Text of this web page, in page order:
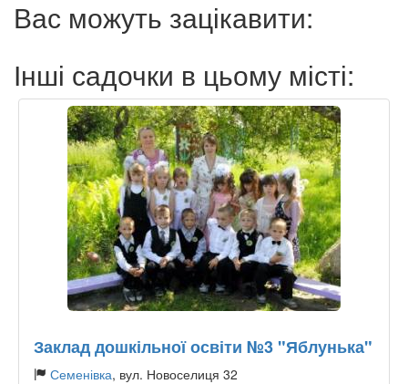
Вас можуть зацікавити:
Інші садочки в цьому місті:
Заклад дошкільної освіти №3 "Яблунька"
Семенівка, вул. Новоселиця 32